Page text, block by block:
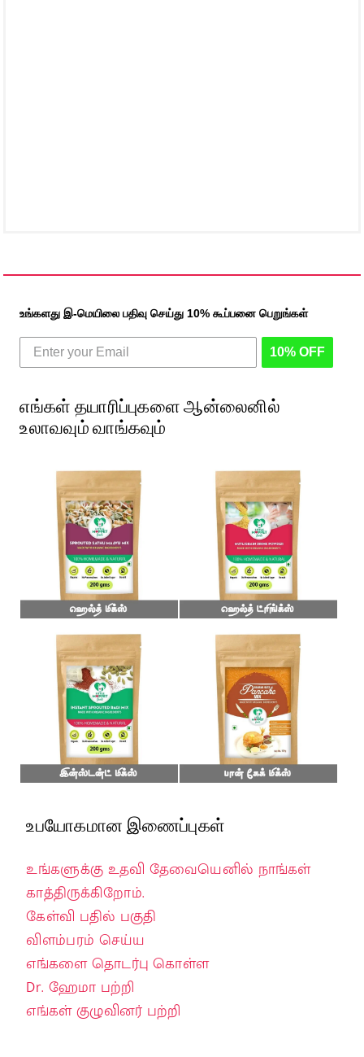
உங்களது இ-மெயிலை பதிவு செய்து 10% கூப்பனை பெறுங்கள்
10% OFF
எங்கள் தயாரிப்புகளை ஆன்லைனில்
உலாவவும் வாங்கவும்
உபயோகமான இணைப்புகள்
உங்களுக்கு உதவி தேவையெனில் நாங்கள்
காத்திருக்கிறோம்.
கேள்வி பதில் பகுதி
விளம்பரம் செய்ய
எங்களை தொடர்பு கொள்ள
Dr. ஹேமா பற்றி
எங்கள் குழுவினர் பற்றி